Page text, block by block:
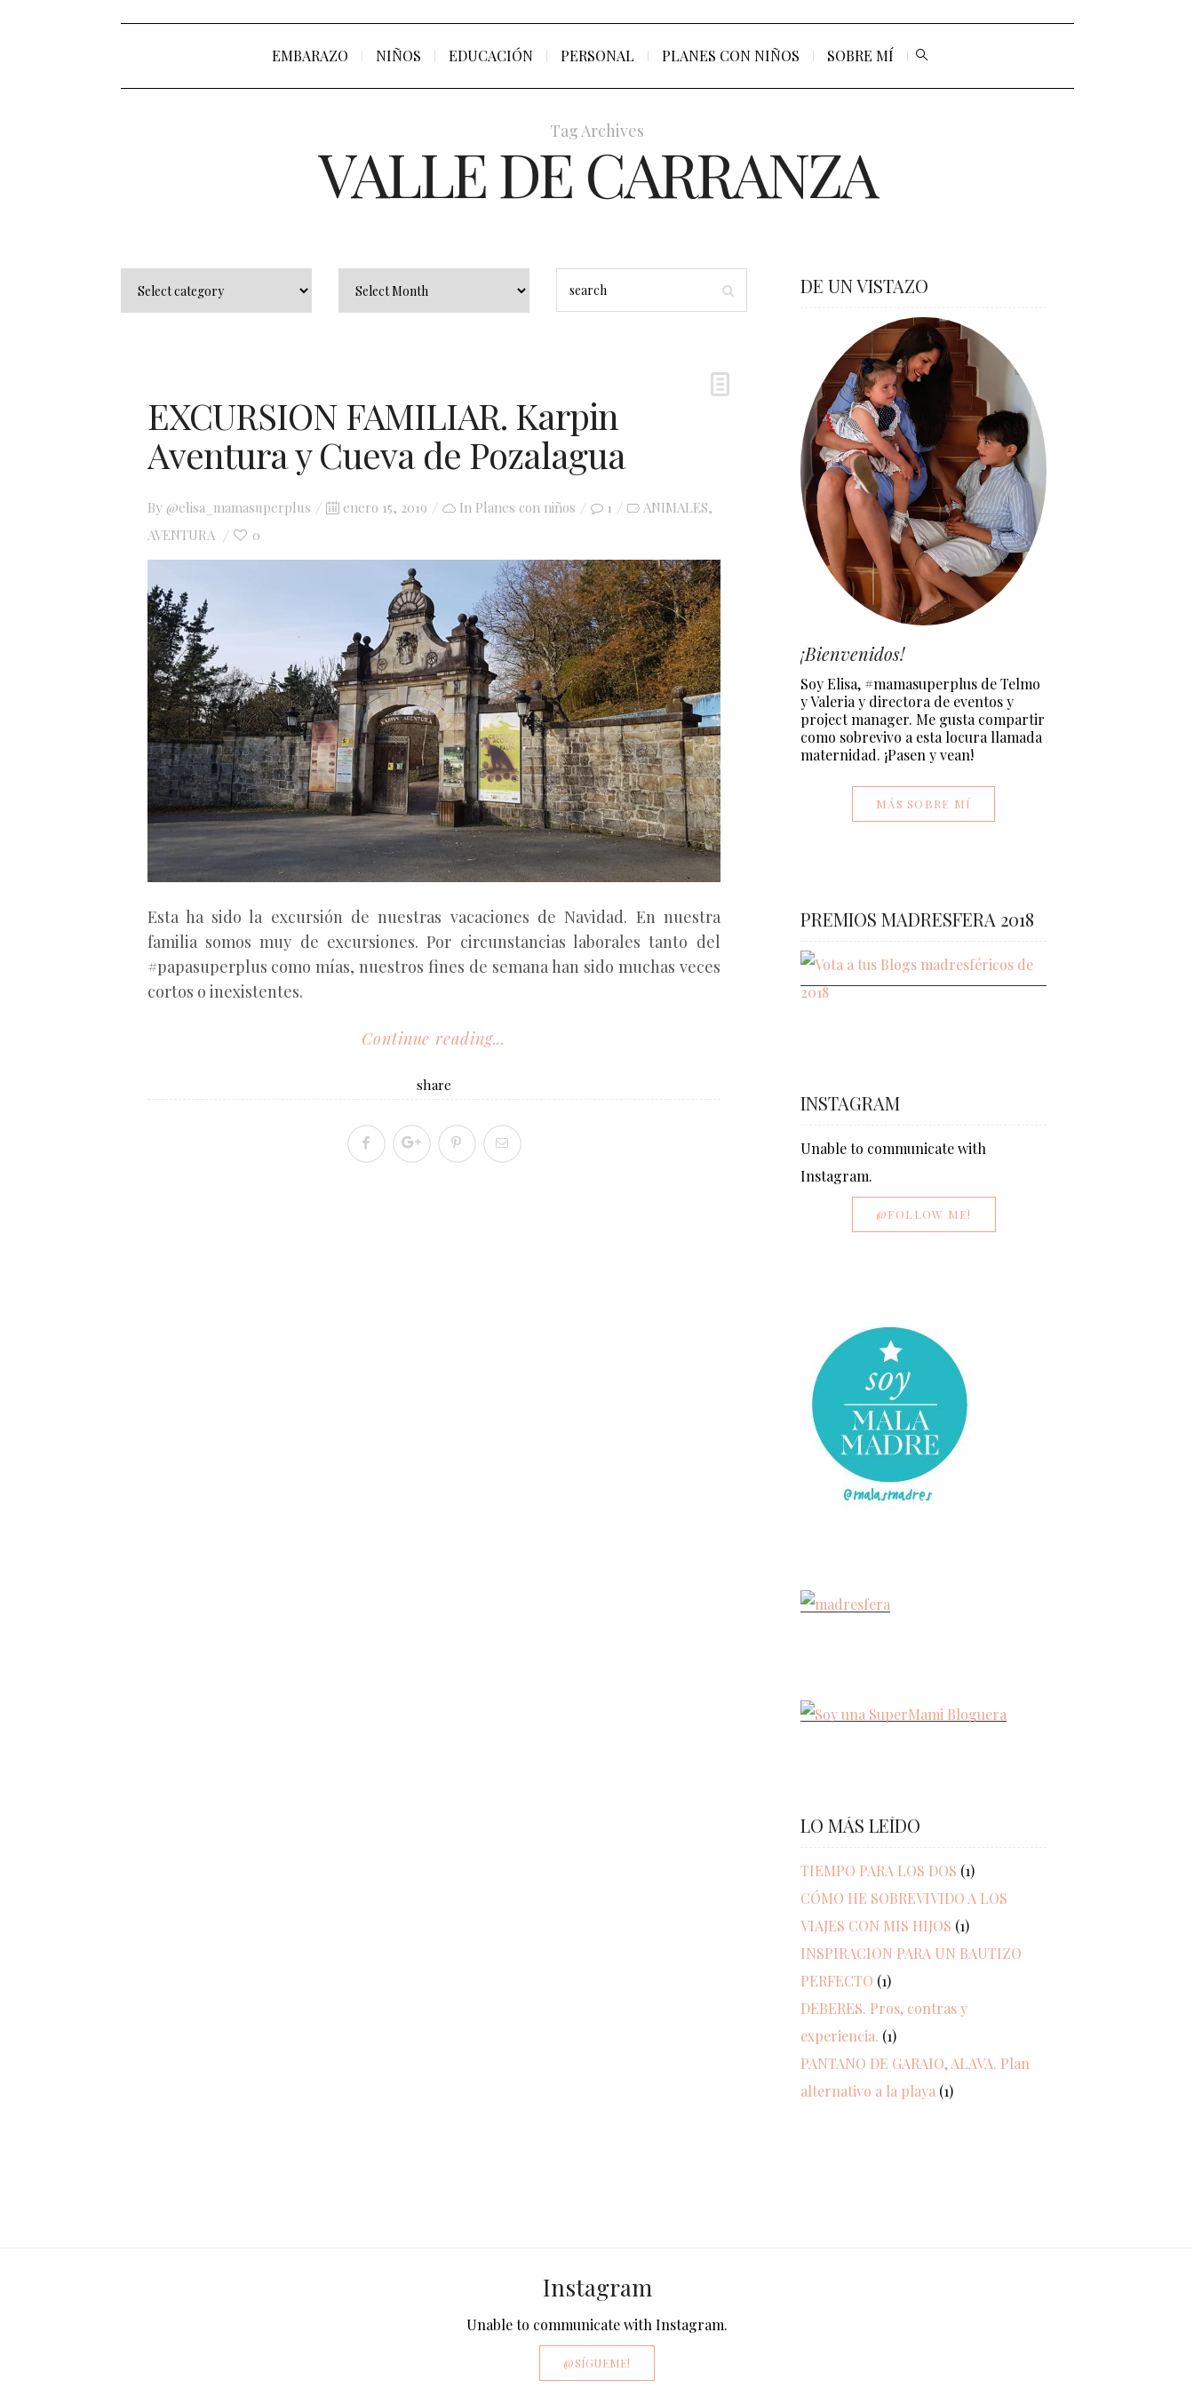
EMBARAZO NIÑOS EDUCACIÓN PERSONAL PLANES CON NIÑOS SOBRE MÍ
Tag Archives
VALLE DE CARRANZA
EXCURSION FAMILIAR. Karpin
Aventura y Cueva de Pozalagua
By @elisa_mamasuperplus
Posted
enero 15, 2019 In Planes con niños 1 ANIMALES,
AVENTURA 0
Esta ha sido la excursión de nuestras vacaciones de Navidad. En nuestra
familia somos muy de excursiones. Por circunstancias laborales tanto del
#papasuperplus como mías, nuestros fines de semana han sido muchas veces
cortos o inexistentes.
Continue reading...
share
DE UN VISTAZO
¡Bienvenidos!
Soy Elisa, #mamasuperplus de Telmo
y Valeria y directora de eventos y
project manager. Me gusta compartir
como sobrevivo a esta locura llamada
maternidad. ¡Pasen y vean!
MÁS SOBRE MÍ
PREMIOS MADRESFERA 2018
INSTAGRAM
Unable to communicate with
Instagram.
@FOLLOW ME!
LO MÁS LEÍDO
TIEMPO PARA LOS DOS (1)
CÓMO HE SOBREVIVIDO A LOS
VIAJES CON MIS HIJOS (1)
INSPIRACION PARA UN BAUTIZO
PERFECTO (1)
DEBERES. Pros, contras y
experiencia. (1)
PANTANO DE GARAIO, ALAVA. Plan
alternativo a la playa (1)
Instagram
Unable to communicate with Instagram.
@SÍGUEME!